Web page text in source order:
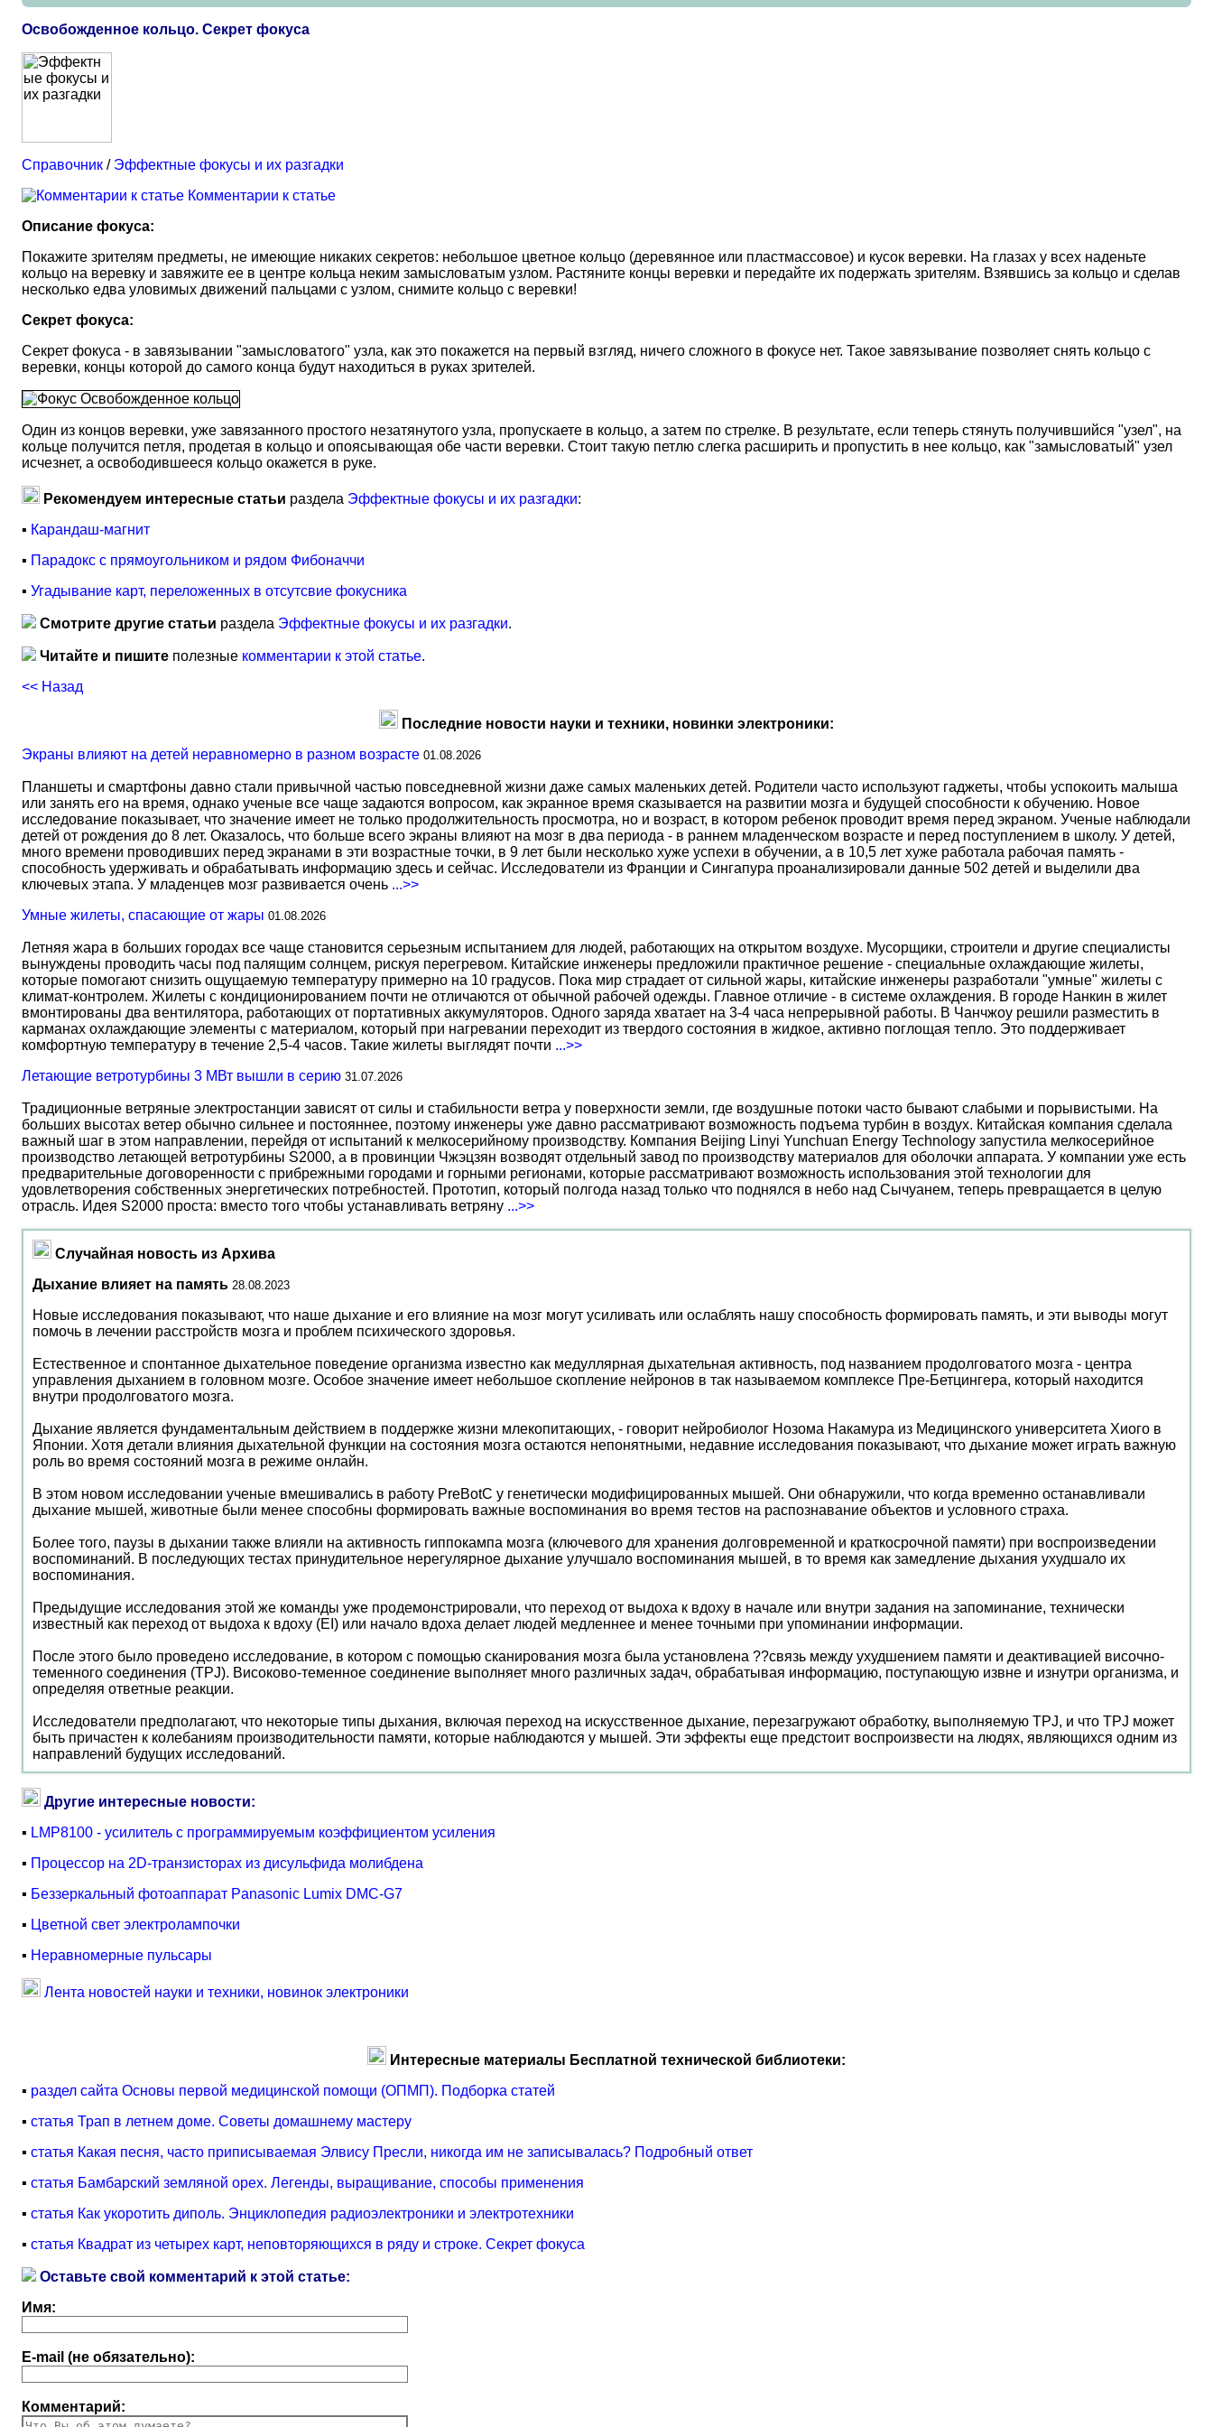
Освобожденное кольцо. Секрет фокуса
Справочник / Эффектные фокусы и их разгадки
Комментарии к статье
Описание фокуса:
Покажите зрителям предметы, не имеющие никаких секретов: небольшое цветное кольцо (деревянное или пластмассовое) и кусок веревки. На глазах у всех наденьте
кольцо на веревку и завяжите ее в центре кольца неким замысловатым узлом. Растяните концы веревки и передайте их подержать зрителям. Взявшись за кольцо и сделав
несколько едва уловимых движений пальцами с узлом, снимите кольцо с веревки!
Секрет фокуса:
Секрет фокуса - в завязывании "замысловатого" узла, как это покажется на первый взгляд, ничего сложного в фокусе нет. Такое завязывание позволяет снять кольцо с
веревки, концы которой до самого конца будут находиться в руках зрителей.
Один из концов веревки, уже завязанного простого незатянутого узла, пропускаете в кольцо, а затем по стрелке. В результате, если теперь стянуть получившийся "узел", на
кольце получится петля, продетая в кольцо и опоясывающая обе части веревки. Стоит такую петлю слегка расширить и пропустить в нее кольцо, как "замысловатый" узел
исчезнет, а освободившееся кольцо окажется в руке.
Рекомендуем интересные статьи раздела Эффектные фокусы и их разгадки:
▪ Карандаш-магнит
▪ Парадокс с прямоугольником и рядом Фибоначчи
▪ Угадывание карт, переложенных в отсутсвие фокусника
Смотрите другие статьи раздела Эффектные фокусы и их разгадки.
Читайте и пишите полезные комментарии к этой статье.
<< Назад
Последние новости науки и техники, новинки электроники:
Экраны влияют на детей неравномерно в разном возрасте 01.08.2026
Планшеты и смартфоны давно стали привычной частью повседневной жизни даже самых маленьких детей. Родители часто используют гаджеты, чтобы успокоить малыша
или занять его на время, однако ученые все чаще задаются вопросом, как экранное время сказывается на развитии мозга и будущей способности к обучению. Новое
исследование показывает, что значение имеет не только продолжительность просмотра, но и возраст, в котором ребенок проводит время перед экраном. Ученые наблюдали
детей от рождения до 8 лет. Оказалось, что больше всего экраны влияют на мозг в два периода - в раннем младенческом возрасте и перед поступлением в школу. У детей,
много времени проводивших перед экранами в эти возрастные точки, в 9 лет были несколько хуже успехи в обучении, а в 10,5 лет хуже работала рабочая память -
способность удерживать и обрабатывать информацию здесь и сейчас. Исследователи из Франции и Сингапура проанализировали данные 502 детей и выделили два
ключевых этапа. У младенцев мозг развивается очень ...>>
Умные жилеты, спасающие от жары 01.08.2026
Летняя жара в больших городах все чаще становится серьезным испытанием для людей, работающих на открытом воздухе. Мусорщики, строители и другие специалисты
вынуждены проводить часы под палящим солнцем, рискуя перегревом. Китайские инженеры предложили практичное решение - специальные охлаждающие жилеты,
которые помогают снизить ощущаемую температуру примерно на 10 градусов. Пока мир страдает от сильной жары, китайские инженеры разработали "умные" жилеты с
климат-контролем. Жилеты с кондиционированием почти не отличаются от обычной рабочей одежды. Главное отличие - в системе охлаждения. В городе Нанкин в жилет
вмонтированы два вентилятора, работающих от портативных аккумуляторов. Одного заряда хватает на 3-4 часа непрерывной работы. В Чанчжоу решили разместить в
карманах охлаждающие элементы с материалом, который при нагревании переходит из твердого состояния в жидкое, активно поглощая тепло. Это поддерживает
комфортную температуру в течение 2,5-4 часов. Такие жилеты выглядят почти ...>>
Летающие ветротурбины 3 МВт вышли в серию 31.07.2026
Традиционные ветряные электростанции зависят от силы и стабильности ветра у поверхности земли, где воздушные потоки часто бывают слабыми и порывистыми. На
больших высотах ветер обычно сильнее и постояннее, поэтому инженеры уже давно рассматривают возможность подъема турбин в воздух. Китайская компания сделала
важный шаг в этом направлении, перейдя от испытаний к мелкосерийному производству. Компания Beijing Linyi Yunchuan Energy Technology запустила мелкосерийное
производство летающей ветротурбины S2000, а в провинции Чжэцзян возводят отдельный завод по производству материалов для оболочки аппарата. У компании уже есть
предварительные договоренности с прибрежными городами и горными регионами, которые рассматривают возможность использования этой технологии для
удовлетворения собственных энергетических потребностей. Прототип, который полгода назад только что поднялся в небо над Сычуанем, теперь превращается в целую
отрасль. Идея S2000 проста: вместо того чтобы устанавливать ветряну ...>>
Случайная новость из Архива
Дыхание влияет на память 28.08.2023
Новые исследования показывают, что наше дыхание и его влияние на мозг могут усиливать или ослаблять нашу способность формировать память, и эти выводы могут
помочь в лечении расстройств мозга и проблем психического здоровья.
Естественное и спонтанное дыхательное поведение организма известно как медуллярная дыхательная активность, под названием продолговатого мозга - центра
управления дыханием в головном мозге. Особое значение имеет небольшое скопление нейронов в так называемом комплексе Пре-Бетцингера, который находится
внутри продолговатого мозга.
Дыхание является фундаментальным действием в поддержке жизни млекопитающих, - говорит нейробиолог Нозома Накамура из Медицинского университета Хиого в
Японии. Хотя детали влияния дыхательной функции на состояния мозга остаются непонятными, недавние исследования показывают, что дыхание может играть важную
роль во время состояний мозга в режиме онлайн.
В этом новом исследовании ученые вмешивались в работу PreBotC у генетически модифицированных мышей. Они обнаружили, что когда временно останавливали
дыхание мышей, животные были менее способны формировать важные воспоминания во время тестов на распознавание объектов и условного страха.
Более того, паузы в дыхании также влияли на активность гиппокампа мозга (ключевого для хранения долговременной и краткосрочной памяти) при воспроизведении
воспоминаний. В последующих тестах принудительное нерегулярное дыхание улучшало воспоминания мышей, в то время как замедление дыхания ухудшало их
воспоминания.
Предыдущие исследования этой же команды уже продемонстрировали, что переход от выдоха к вдоху в начале или внутри задания на запоминание, технически
известный как переход от выдоха к вдоху (EI) или начало вдоха делает людей медленнее и менее точными при упоминании информации.
После этого было проведено исследование, в котором с помощью сканирования мозга была установлена ??связь между ухудшением памяти и деактивацией височно-
теменного соединения (TPJ). Високово-теменное соединение выполняет много различных задач, обрабатывая информацию, поступающую извне и изнутри организма, и
определяя ответные реакции.
Исследователи предполагают, что некоторые типы дыхания, включая переход на искусственное дыхание, перезагружают обработку, выполняемую TPJ, и что TPJ может
быть причастен к колебаниям производительности памяти, которые наблюдаются у мышей. Эти эффекты еще предстоит воспроизвести на людях, являющихся одним из
направлений будущих исследований.
Другие интересные новости:
▪ LMP8100 - усилитель с программируемым коэффициентом усиления
▪ Процессор на 2D-транзисторах из дисульфида молибдена
▪ Беззеркальный фотоаппарат Panasonic Lumix DMC-G7
▪ Цветной свет электролампочки
▪ Неравномерные пульсары
Лента новостей науки и техники, новинок электроники
Интересные материалы Бесплатной технической библиотеки:
▪ раздел сайта Основы первой медицинской помощи (ОПМП). Подборка статей
▪ статья Трап в летнем доме. Советы домашнему мастеру
▪ статья Какая песня, часто приписываемая Элвису Пресли, никогда им не записывалась? Подробный ответ
▪ статья Бамбарский земляной орех. Легенды, выращивание, способы применения
▪ статья Как укоротить диполь. Энциклопедия радиоэлектроники и электротехники
▪ статья Квадрат из четырех карт, неповторяющихся в ряду и строке. Секрет фокуса
Оставьте свой комментарий к этой статье:
Имя:
E-mail (не обязательно):
Комментарий: